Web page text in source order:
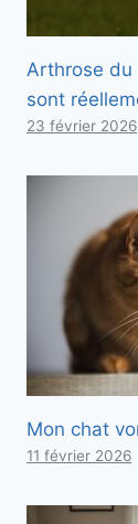
Arthrose du
sont
23 février 2026
Mon chat
11 février 2026